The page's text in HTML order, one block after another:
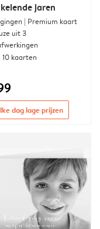
jaren
| Premium kaart
uit 3
10 kaarten
dag lage prijzen